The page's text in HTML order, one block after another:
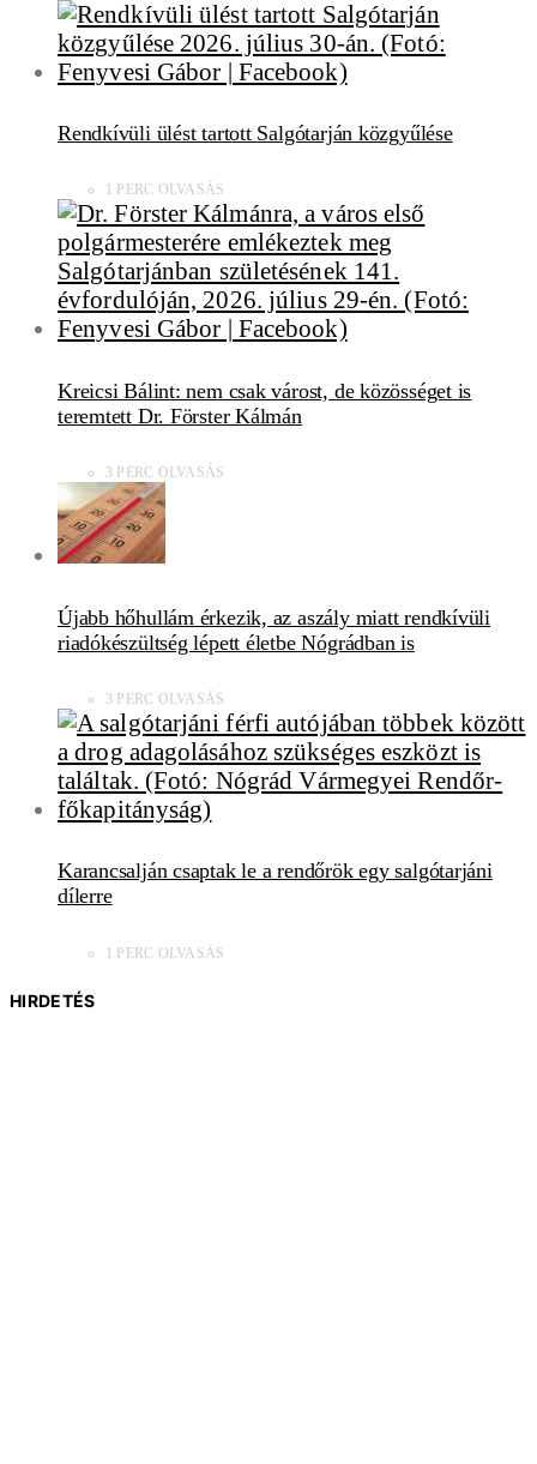
Rendkívüli ülést tartott Salgótarján közgyűlése
1 PERC OLVASÁS
Kreicsi Bálint: nem csak várost, de közösséget is
teremtett Dr. Förster Kálmán
3 PERC OLVASÁS
Újabb hőhullám érkezik, az aszály miatt rendkívüli
riadókészültség lépett életbe Nógrádban is
3 PERC OLVASÁS
Karancsalján csaptak le a rendőrök egy salgótarjáni
dílerre
1 PERC OLVASÁS
HIRDETÉS